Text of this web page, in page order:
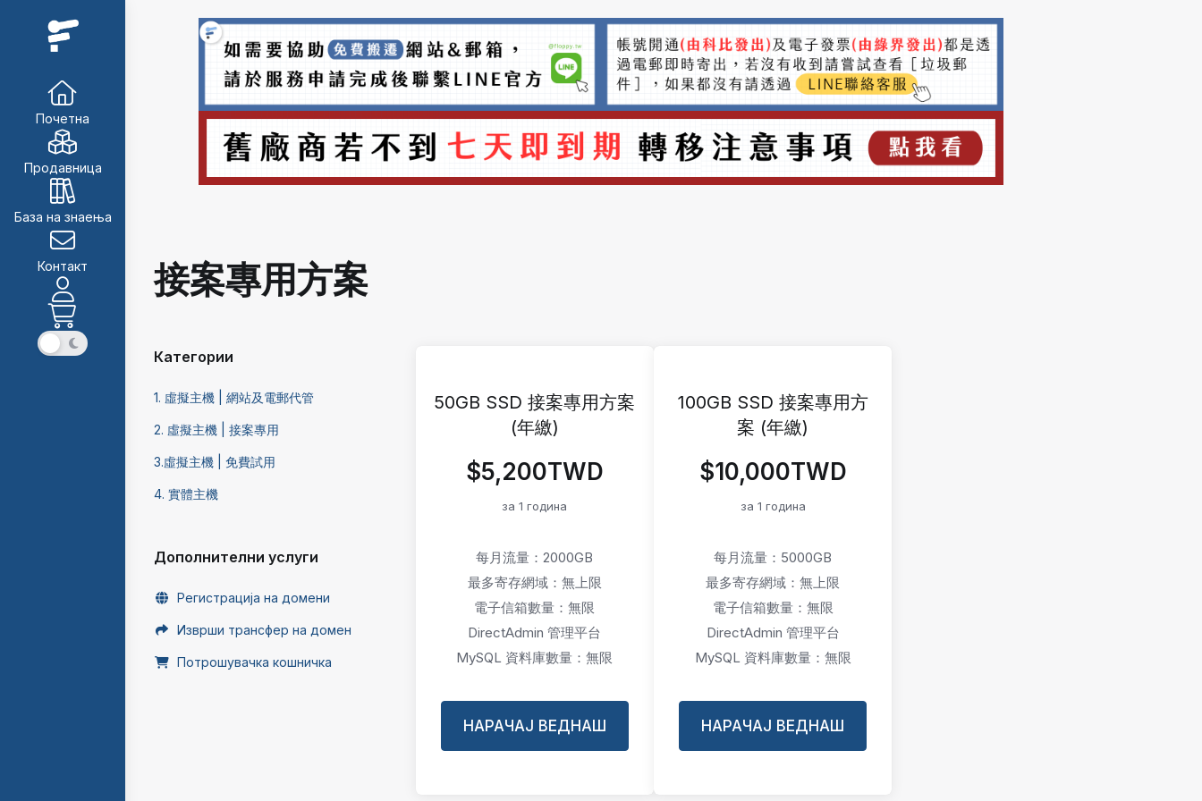
Почетна
Продавница
База на знаења
Контакт 接案專用方案
Категории
1. 虛擬主機 | 網站及電郵代管
2. 虛擬主機 | 接案專用
3.虛擬主機 | 免費試用
4. 實體主機
Дополнителни услуги
Регистрација на домени
Изврши трансфер на домен
Потрошувачка кошничка
50GB SSD 接案專用方案
(年繳)
$5,200TWD
за 1 година
每月流量：2000GB
最多寄存網域：無上限
電子信箱數量：無限
DirectAdmin 管理平台
MySQL 資料庫數量：無限
НАРАЧАЈ ВЕДНАШ
100GB SSD 接案專用方
案 (年繳)
$10,000TWD
за 1 година
每月流量：5000GB
最多寄存網域：無上限
電子信箱數量：無限
DirectAdmin 管理平台
MySQL 資料庫數量：無限
НАРАЧАЈ ВЕДНАШ